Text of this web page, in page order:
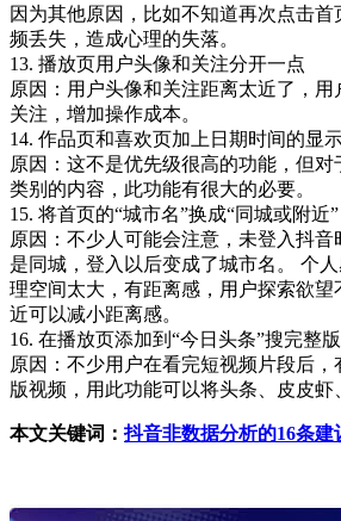
因为其他原因，比如不知道再次点击
频丢失，造成心理的失落。
13. 播放页用户头像和关注分开一点
原因：用户头像和关注距离太近了，
关注，增加操作成本。
14. 作品页和喜欢页加上日期时间的显
原因：这不是优先级很高的功能，但
类别的内容，此功能有很大的必要。
15. 将首页的“城市名”换成“同城或附近”
原因：不少人可能会注意，未登入抖
是同城，登入以后变成了城市名。 个
理空间太大，有距离感，用户探索欲望
近可以减小距离感。
16. 在播放页添加到“今日头条”搜完整
原因：不少用户在看完短视频片段后
版视频，用此功能可以将头条、皮皮虾
本文关键词：抖音非数据分析的16条建